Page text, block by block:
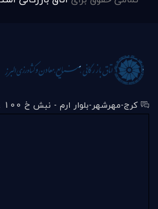
کرج-مهرشهر-بلوار ارم - نبش خ 100 غربی - ساختمان آناهیتا